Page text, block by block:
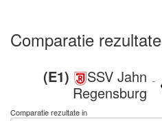
Comparatie rezultate
(E1)
SSV Jahn
Regensburg
-
Comparatie rezultate in